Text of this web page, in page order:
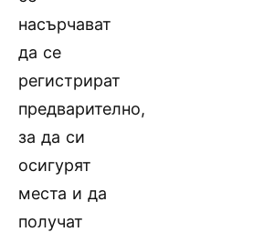
насърчават
да се
регистрират
предварително,
за да си
осигурят
места и да
получат